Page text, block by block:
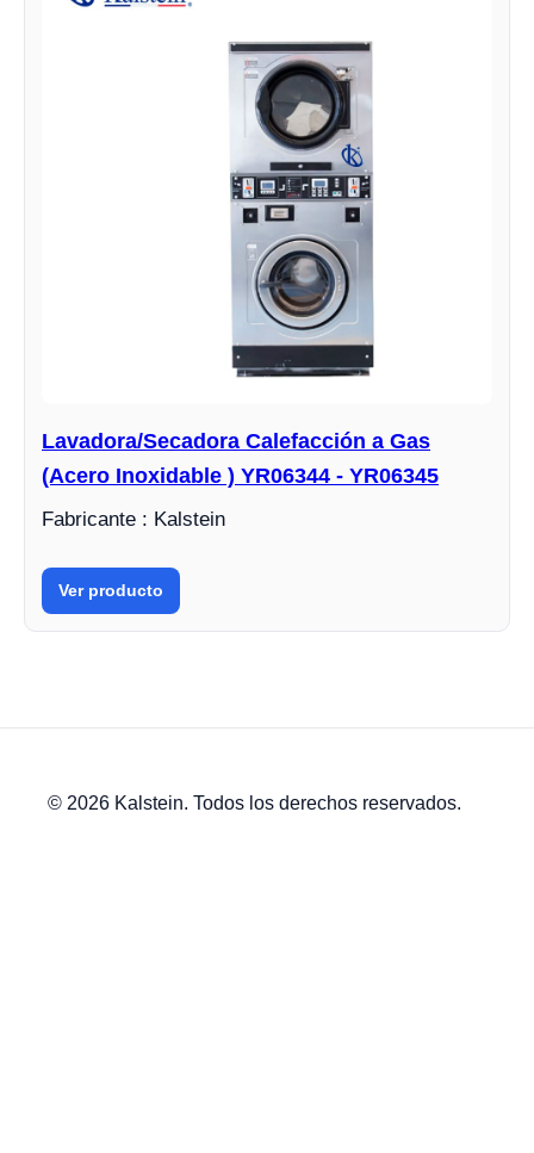
Lavadora/Secadora Calefacción a Gas
(Acero Inoxidable ) YR06344 - YR06345
Fabricante : Kalstein
Ver producto
© 2026 Kalstein. Todos los derechos reservados.